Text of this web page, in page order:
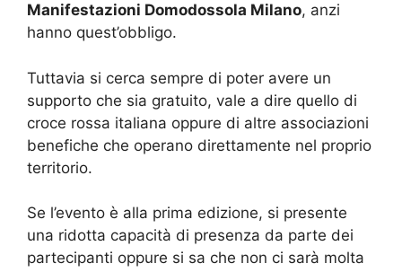
Manifestazioni Domodossola Milano, anzi
hanno quest’obbligo.
Tuttavia si cerca sempre di poter avere un
supporto che sia gratuito, vale a dire quello di
croce rossa italiana oppure di altre associazioni
benefiche che operano direttamente nel proprio
territorio.
Se l’evento è alla prima edizione, si presente
una ridotta capacità di presenza da parte dei
partecipanti oppure si sa che non ci sarà molta